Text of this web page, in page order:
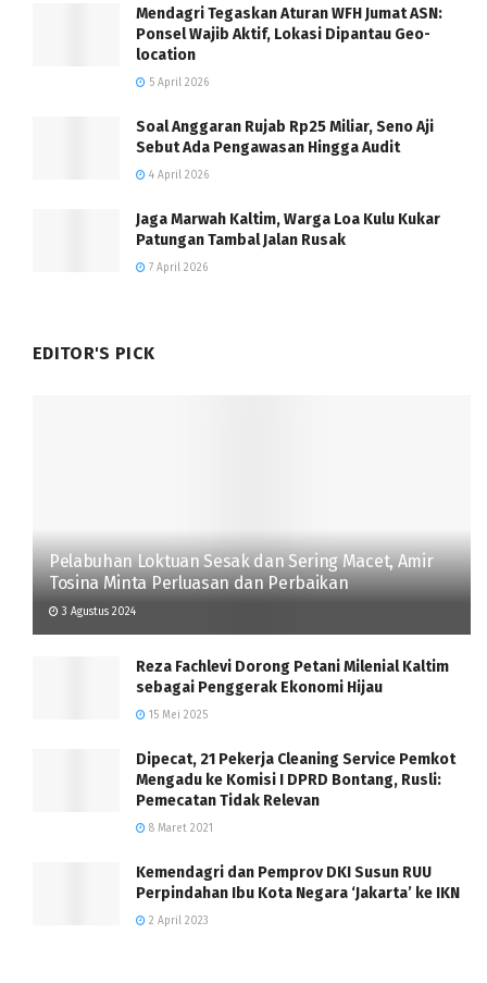
Mendagri Tegaskan Aturan WFH Jumat ASN:
Ponsel Wajib Aktif, Lokasi Dipantau Geo-
location
5 April 2026
Soal Anggaran Rujab Rp25 Miliar, Seno Aji
Sebut Ada Pengawasan Hingga Audit
4 April 2026
Jaga Marwah Kaltim, Warga Loa Kulu Kukar
Patungan Tambal Jalan Rusak
7 April 2026
EDITOR'S PICK
Pelabuhan Loktuan Sesak dan Sering Macet, Amir
Tosina Minta Perluasan dan Perbaikan
3 Agustus 2024
Reza Fachlevi Dorong Petani Milenial Kaltim
sebagai Penggerak Ekonomi Hijau
15 Mei 2025
Dipecat, 21 Pekerja Cleaning Service Pemkot
Mengadu ke Komisi I DPRD Bontang, Rusli:
Pemecatan Tidak Relevan
8 Maret 2021
Kemendagri dan Pemprov DKI Susun RUU
Perpindahan Ibu Kota Negara ‘Jakarta’ ke IKN
2 April 2023